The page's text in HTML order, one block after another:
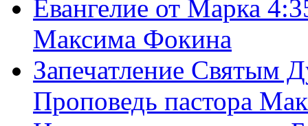
Евангелие от Марка
Максима Фокина
Запечатление Святым
Проповедь пастора